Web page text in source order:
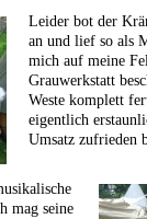
Leider bot der
an und lief so als
mich auf meine
Grauwerkstatt
Weste komplett
eigentlich
Umsatz zufrieden
mag seine